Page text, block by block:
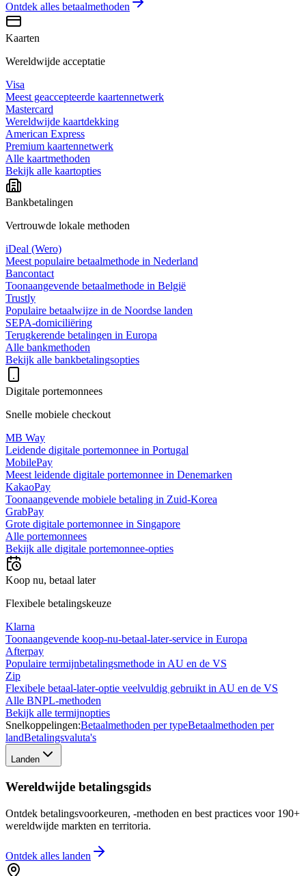
Ontdek alles betaalmethoden
Kaarten
Wereldwijde acceptatie
Visa
Meest geaccepteerde kaartennetwerk
Mastercard
Wereldwijde kaartdekking
American Express
Premium kaartennetwerk
Alle kaartmethoden
Bekijk alle kaartopties
Bankbetalingen
Vertrouwde lokale methoden
iDeal (Wero)
Meest populaire betaalmethode in Nederland
Bancontact
Toonaangevende betaalmethode in België
Trustly
Populaire betaalwijze in de Noordse landen
SEPA-domiciliëring
Terugkerende betalingen in Europa
Alle bankmethoden
Bekijk alle bankbetalingsopties
Digitale portemonnees
Snelle mobiele checkout
MB Way
Leidende digitale portemonnee in Portugal
MobilePay
Meest leidende digitale portemonnee in Denemarken
KakaoPay
Toonaangevende mobiele betaling in Zuid-Korea
GrabPay
Grote digitale portemonnee in Singapore
Alle portemonnees
Bekijk alle digitale portemonnee-opties
Koop nu, betaal later
Flexibele betalingskeuze
Klarna
Toonaangevende koop-nu-betaal-later-service in Europa
Afterpay
Populaire termijnbetalingsmethode in AU en de VS
Zip
Flexibele betaal-later-optie veelvuldig gebruikt in AU en de VS
Alle BNPL-methoden
Bekijk alle termijnopties
Snelkoppelingen:Betaalmethoden per typeBetaalmethoden per
landBetalingsvaluta's
Landen
Wereldwijde betalingsgids
Ontdek betalingsvoorkeuren, -methoden en best practices voor 190+
wereldwijde markten en territoria.
Ontdek alles landen